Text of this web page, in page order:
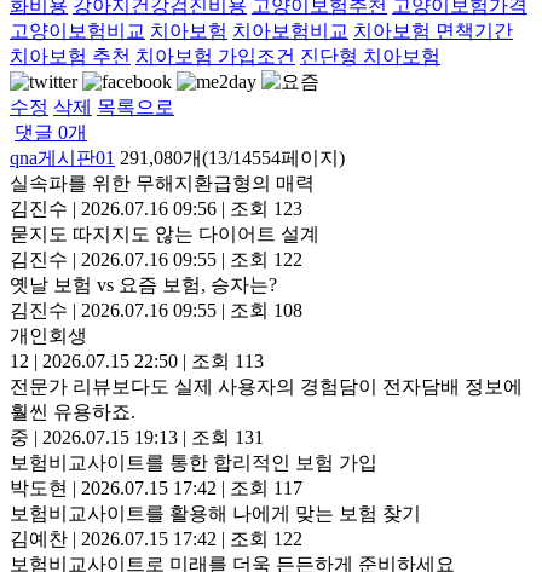
화비용 강아지건강검진비용 고양이보험추천 고양이보험가격
고양이보험비교 치아보험 치아보험비교 치아보험 면책기간
치아보험 추천 치아보험 가입조건 진단형 치아보험
수정 삭제 목록으로
댓글 0개
qna게시판01 291,080개(13/14554페이지)
실속파를 위한 무해지환급형의 매력
김진수 | 2026.07.16 09:56 | 조회 123
묻지도 따지지도 않는 다이어트 설계
김진수 | 2026.07.16 09:55 | 조회 122
옛날 보험 vs 요즘 보험, 승자는?
김진수 | 2026.07.16 09:55 | 조회 108
개인회생
12 | 2026.07.15 22:50 | 조회 113
전문가 리뷰보다도 실제 사용자의 경험담이 전자담배 정보에
훨씬 유용하죠.
중 | 2026.07.15 19:13 | 조회 131
보험비교사이트를 통한 합리적인 보험 가입
박도현 | 2026.07.15 17:42 | 조회 117
보험비교사이트를 활용해 나에게 맞는 보험 찾기
김예찬 | 2026.07.15 17:42 | 조회 122
보험비교사이트로 미래를 더욱 든든하게 준비하세요